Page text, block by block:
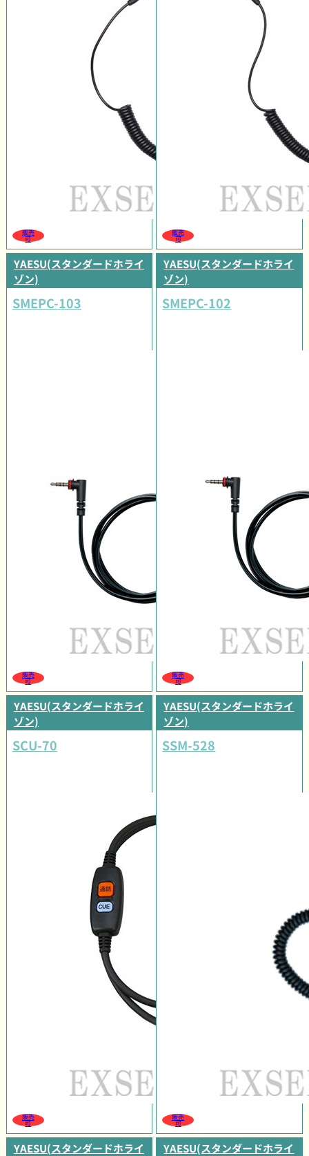
販売
可
販売
可
YAESU(スタンダードホライ
ゾン)
SMEPC-103
販売
可
YAESU(スタンダードホライ
ゾン)
SMEPC-102
販売
可
YAESU(スタンダードホライ
ゾン)
SCU-70
販売
可
YAESU(スタンダードホライ
ゾン)
SSM-528
販売
可
YAESU(スタンダードホライ YAESU(スタンダードホライ